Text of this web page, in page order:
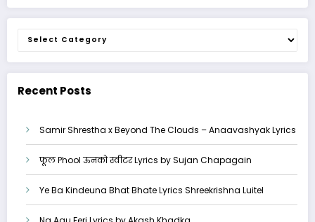
Categories
Recent Posts
Samir Shrestha x Beyond The Clouds – Anaavashyak Lyrics
फूल Phool ऊनको स्वीटर Lyrics by Sujan Chapagain
Ye Ba Kindeuna Bhat Bhate Lyrics Shreekrishna Luitel